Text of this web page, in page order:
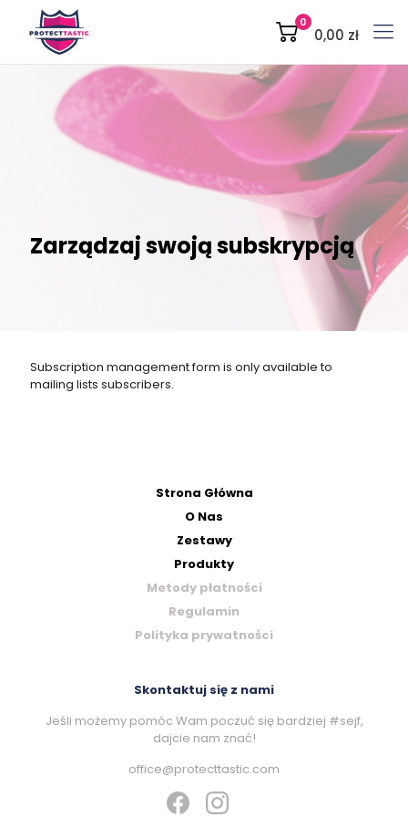
0
0,00 zł
Zarządzaj swoją subskrypcją
Subscription management form is only available to
mailing lists subscribers.
Strona Główna
O Nas
Zestawy
Produkty
Metody płatności
Regulamin
Polityka prywatności
Skontaktuj się z nami
Jeśli możemy pomóc Wam poczuć się bardziej #sejf,
dajcie nam znać!
office@protecttastic.com